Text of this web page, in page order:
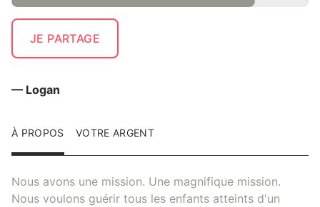
JE PARTAGE
— Logan
À PROPOS VOTRE ARGENT
Nous avons une mission. Une magnifique mission.
Nous voulons guérir tous les enfants atteints d'un